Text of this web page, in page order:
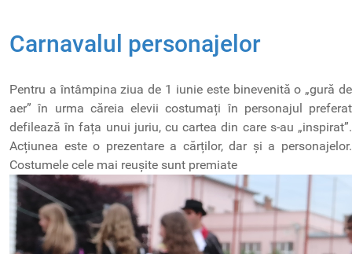
Carnavalul personajelor
Pentru a întâmpina ziua de 1 iunie este binevenită o „gură de
aer” în urma căreia elevii costumați în personajul preferat
defilează în fața unui juriu, cu cartea din care s-au „inspirat”.
Acțiunea este o prezentare a cărților, dar și a personajelor.
Costumele cele mai reușite sunt premiate